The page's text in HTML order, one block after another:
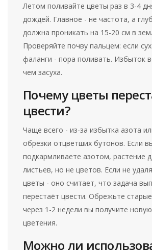
Летом поливайте цветы раз в 3-4
дождей. Главное - не частота, а
должна проникать на 15-20 см в
Проверяйте почву пальцем: если
фаланги - пора поливать. Избыток
чем засуха.
Почему цветы
цвести?
Чаще всего - из-за избытка азота
обрезки отцветших бутонов. Если
подкармливаете азотом, растение
листьев, но не цветов. Если не
цветы - оно считает, что задача
перестаёт цвести. Обрежьте
через 1-2 недели вы получите
цветения.
Можно ли